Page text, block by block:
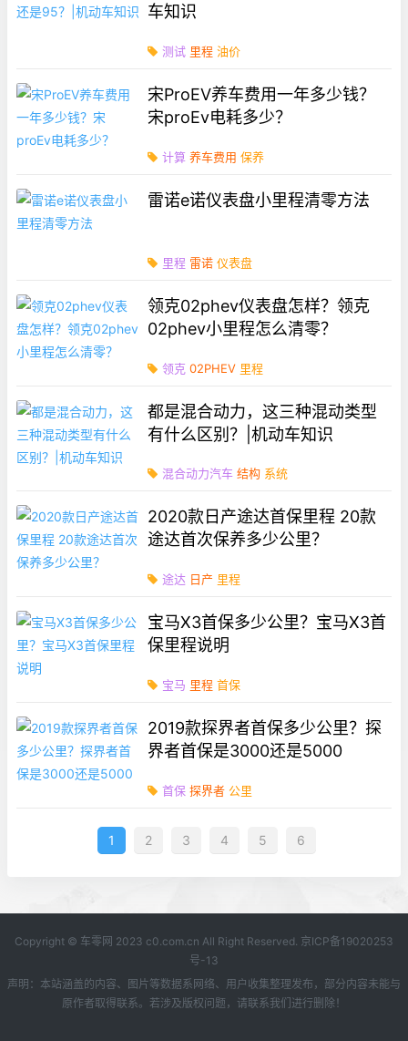
车知识
测试 里程 油价
宋ProEV养车费用一年多少钱？
宋proEv电耗多少？
计算 养车费用 保养
雷诺e诺仪表盘小里程清零方法
里程 雷诺 仪表盘
领克02phev仪表盘怎样？领克
02phev小里程怎么清零？
领克 02PHEV 里程
都是混合动力，这三种混动类型
有什么区别？|机动车知识
混合动力汽车 结构 系统
2020款日产途达首保里程 20款
途达首次保养多少公里？
途达 日产 里程
宝马X3首保多少公里？宝马X3首
保里程说明
宝马 里程 首保
2019款探界者首保多少公里？探
界者首保是3000还是5000
首保 探界者 公里
1 2 3 4 5 6
Copyright © 车零网 2023 c0.com.cn All Right Reserved. 京ICP备19020253
号-13
声明：本站涵盖的内容、图片等数据系网络、用户收集整理发布，部分内容未能与
原作者取得联系。若涉及版权问题，请联系我们进行删除！